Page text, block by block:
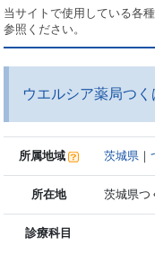
当サイトで使用している各
参照ください。
ウエルシア薬局つ
所属地域 茨城県 ｜
所在地 茨城県つ
診療科目